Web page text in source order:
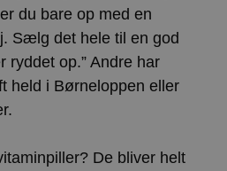
du bare op med en
Sælg det hele til en god
ryddet op.” Andre har
held i Børneloppen eller
De bliver helt